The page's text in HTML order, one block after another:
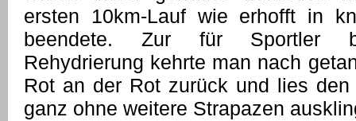
ersten 10km-Lauf wie erhofft in
beendete. Zur für Sportler
Rehydrierung kehrte man nach
Rot an der Rot zurück und lies den
ganz ohne weitere Strapazen